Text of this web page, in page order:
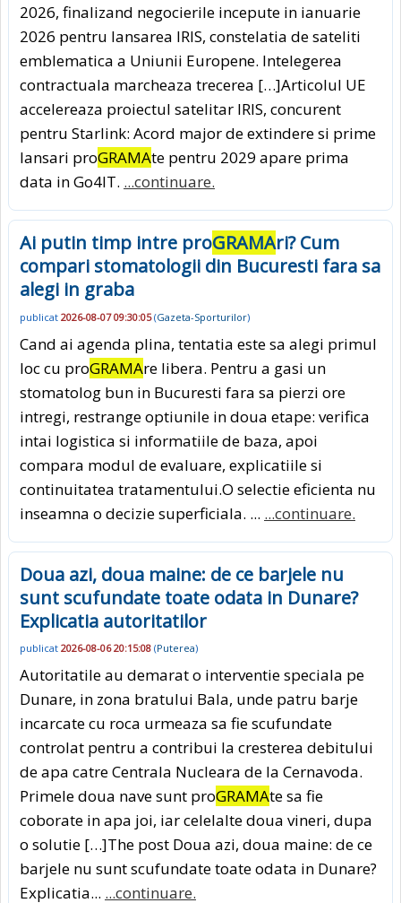
2026, finalizand negocierile incepute in ianuarie
2026 pentru lansarea IRIS, constelatia de sateliti
emblematica a Uniunii Europene. Intelegerea
contractuala marcheaza trecerea […]Articolul UE
accelereaza proiectul satelitar IRIS, concurent
pentru Starlink: Acord major de extindere si prime
lansari proGRAMAte pentru 2029 apare prima
data in Go4IT. ...continuare.
Ai putin timp intre proGRAMAri? Cum
compari stomatologii din Bucuresti fara sa
alegi in graba
publicat 2026-08-07 09:30:05(Gazeta-Sporturilor)
Cand ai agenda plina, tentatia este sa alegi primul
loc cu proGRAMAre libera. Pentru a gasi un
stomatolog bun in Bucuresti fara sa pierzi ore
intregi, restrange optiunile in doua etape: verifica
intai logistica si informatiile de baza, apoi
compara modul de evaluare, explicatiile si
continuitatea tratamentului.O selectie eficienta nu
inseamna o decizie superficiala. ... ...continuare.
Doua azi, doua maine: de ce barjele nu
sunt scufundate toate odata in Dunare?
Explicatia autoritatilor
publicat 2026-08-06 20:15:08 (Puterea)
Autoritatile au demarat o interventie speciala pe
Dunare, in zona bratului Bala, unde patru barje
incarcate cu roca urmeaza sa fie scufundate
controlat pentru a contribui la cresterea debitului
de apa catre Centrala Nucleara de la Cernavoda.
Primele doua nave sunt proGRAMAte sa fie
coborate in apa joi, iar celelalte doua vineri, dupa
o solutie […]The post Doua azi, doua maine: de ce
barjele nu sunt scufundate toate odata in Dunare?
Explicatia... ...continuare.